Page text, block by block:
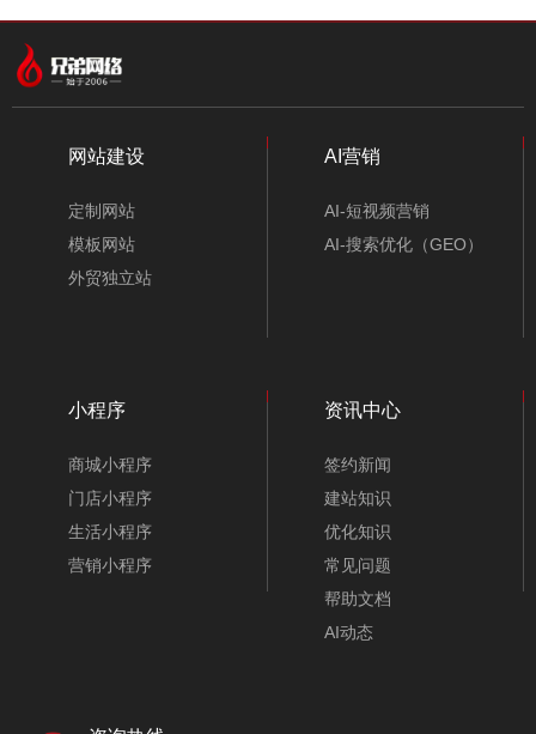
网站建设
定制网站
模板网站
外贸独立站
AI营销
AI-短视频营销
AI-搜索优化（GEO）
小程序
商城小程序
门店小程序
生活小程序
营销小程序
资讯中心
签约新闻
建站知识
优化知识
常见问题
帮助文档
AI动态